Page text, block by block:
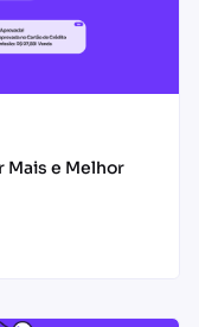
Mais e Melhor